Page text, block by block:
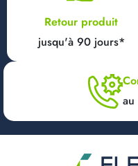
Retour produit
jusqu'à 90 jours*